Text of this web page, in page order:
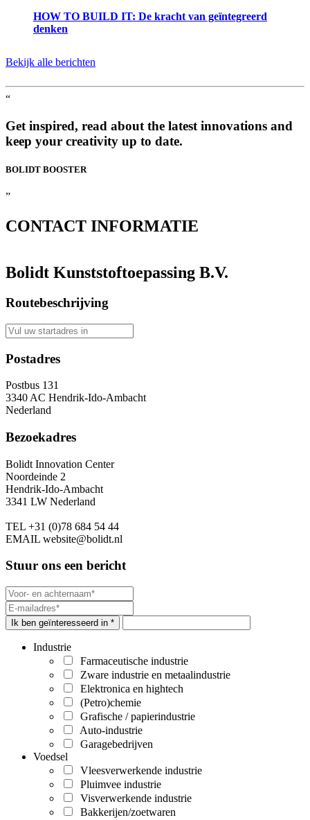
HOW TO BUILD IT: De kracht van geïntegreerd
denken
Bekijk alle berichten
“
Get inspired, read about the latest innovations and
keep your creativity up to date.
BOLIDT BOOSTER
”
CONTACT INFORMATIE
Bolidt Kunststoftoepassing B.V.
Routebeschrijving
Postadres
Postbus 131
3340 AC Hendrik-Ido-Ambacht
Nederland
Bezoekadres
Bolidt Innovation Center
Noordeinde 2
Hendrik-Ido-Ambacht
3341 LW Nederland
TEL +31 (0)78 684 54 44
EMAIL website@bolidt.nl
Stuur ons een bericht
Ik ben geïnteresseerd in *
Industrie
Farmaceutische industrie
Zware industrie en metaalindustrie
Elektronica en hightech
(Petro)chemie
Grafische / papierindustrie
Auto-industrie
Garagebedrijven
Voedsel
Vleesverwerkende industrie
Pluimvee industrie
Visverwerkende industrie
Bakkerijen/zoetwaren